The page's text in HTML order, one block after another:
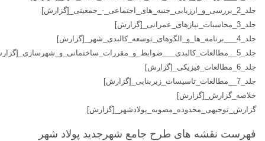
جلد_2_بررسی_و_ارزیابی_جنبه_های_اجتماعی_-_جمعیتی_[گزارش]
جلد_3_محاسبات_نیازهای_عمرانی_[گزارش]
جلد_4___برنامه_ها_و_الگوهای_توسعه_کالبدی_شهر_[گزارش]
جلد_5__مطالعات_کالبدی___ضوابط_و_مقررات_ساختمانی_و_شهرسازی_[گزارش]
جلد_6_مطالعات_فیزیکی_[گزارش]
جلد_7__مطالعات_تاسیسات_زیربنایی_[گزارش]
خلاصه_گزارش_[گزارش]
گزارش_توجیهی_محدوده_مصوبه_پولادشهر_[گزارش]
فهرست نقشه های طرح جامع شهرجدید پولاد شهر